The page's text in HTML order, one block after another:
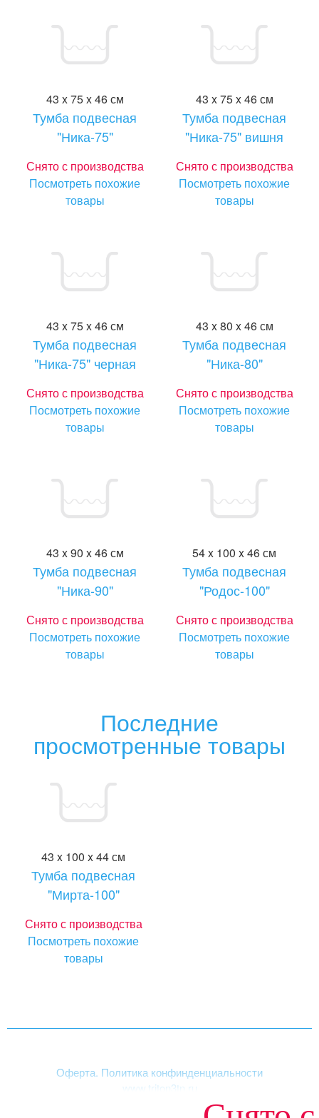
43 x 75 x 46 см
Тумба подвесная
"Ника-75"
Снято с производства
Посмотреть похожие
товары
43 x 75 x 46 см
Тумба подвесная
"Ника-75" вишня
Снято с производства
Посмотреть похожие
товары
43 x 75 x 46 см
Тумба подвесная
"Ника-75" черная
Снято с производства
Посмотреть похожие
товары
43 x 80 x 46 см
Тумба подвесная
"Ника-80"
Снято с производства
Посмотреть похожие
товары
43 x 90 x 46 см
Тумба подвесная
"Ника-90"
Снято с производства
Посмотреть похожие
товары
54 x 100 x 46 см
Тумба подвесная
"Родос-100"
Снято с производства
Посмотреть похожие
товары
Последние
просмотренные товары
43 x 100 x 44 см
Тумба подвесная
"Мирта-100"
Снято с производства
Посмотреть похожие
товары
Оферта. Политика конфинденциальности
www.triton3tn.ru
Акриловые ванны